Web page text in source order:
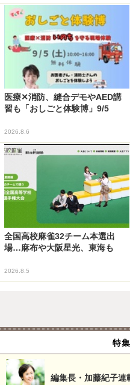
医療✕消防、縫合デモやAED講
習も「おしごと体験博」9/5
2026.8.6
全国高校麻雀32チーム本選出
場…麻布や大阪星光、東海も
2026.8.5
特
編集長・加藤紀子連